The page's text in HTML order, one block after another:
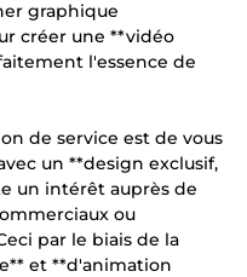
graphique
créer une **vidéo
l'essence de
de service est de vous
un **design exclusif,
un intérêt auprès de
ou
par le biais de la
et **d'animation